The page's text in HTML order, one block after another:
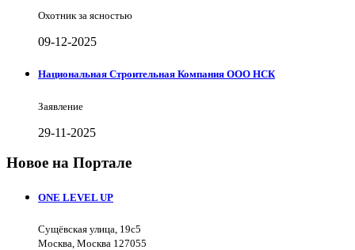
Охотник за ясностью
09-12-2025
Национальная Строительная Компания ООО НСК
Заявление
29-11-2025
Новое на Портале
ONE LEVEL UP
Сущёвская улица, 19с5
Москва, Москва 127055